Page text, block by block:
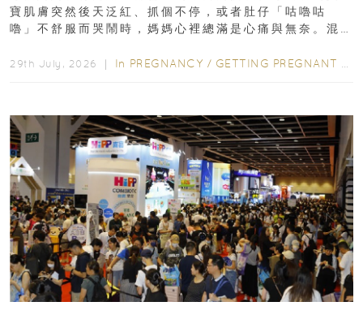
寶肌膚突然後天泛紅、抓個不停，或者肚仔「咕嚕咕
嚕」不舒服而哭鬧時，媽媽心裡總滿是心痛與無奈。混
29th July, 2026 ｜ In PREGNANCY / GETTING PREGNANT